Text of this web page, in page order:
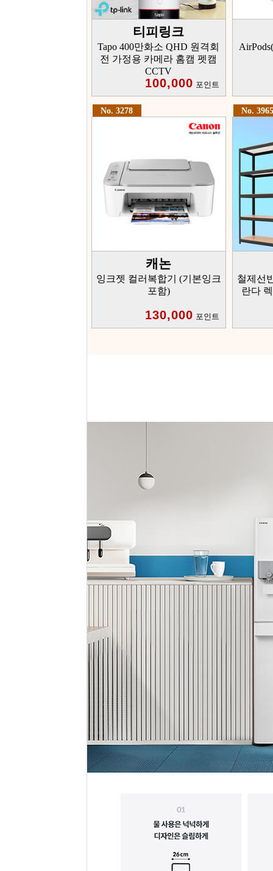
티피링크
Tapo 400만화소 QHD 원격회
전 가정용 카메라 홈캠 펫캠
CCTV
100,000 포인트
No. 3278
캐논
잉크젯 컬러복합기 (기본잉크
포함)
130,000 포인트
No. 3965
철제선
란다